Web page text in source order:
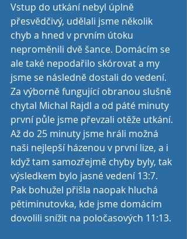
Vstup do utkání nebyl úplně
přesvědčivý, udělali jsme několik
chyb a hned v prvním útoku
neproměnili dvě šance. Domácím se
ale také nepodařilo skórovat a my
jsme se následně dostali do vedení.
Za výborně fungující obranou slušně
chytal Michal Rajdl a od páté minuty
první půle jsme převzali otěže utkání.
Až do 25 minuty jsme hráli možná
naši nejlepší házenou v první lize, a i
když tam samozřejmě chyby byly, tak
výsledkem bylo jasné vedení 13:7.
Pak bohužel přišla naopak hluchá
pětiminutovka, kde jsme domácím
dovolili snížit na poločasových 11:13.